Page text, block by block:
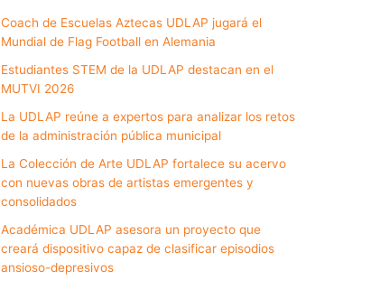
Coach de Escuelas Aztecas UDLAP jugará el
Mundial de Flag Football en Alemania
Estudiantes STEM de la UDLAP destacan en el
MUTVI 2026
La UDLAP reúne a expertos para analizar los retos
de la administración pública municipal
La Colección de Arte UDLAP fortalece su acervo
con nuevas obras de artistas emergentes y
consolidados
Académica UDLAP asesora un proyecto que
creará dispositivo capaz de clasificar episodios
ansioso-depresivos